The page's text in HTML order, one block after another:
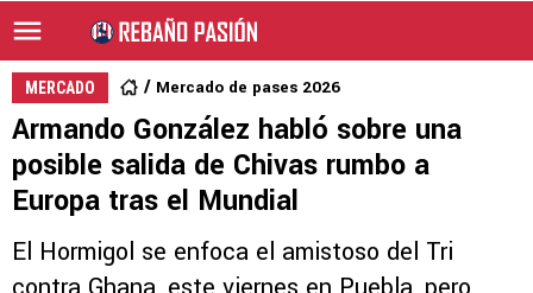
MERCADO Mercado de pases 2026
Armando González habló sobre una
posible salida de Chivas rumbo a
Europa tras el Mundial
El Hormigol se enfoca el amistoso del Tri